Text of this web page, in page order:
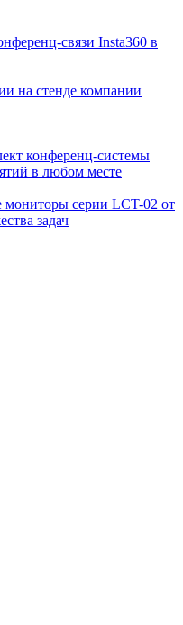
связи Insta360 в
на стенде компании
конференц-системы
в любом месте
мониторы серии LCT-02 от
задач